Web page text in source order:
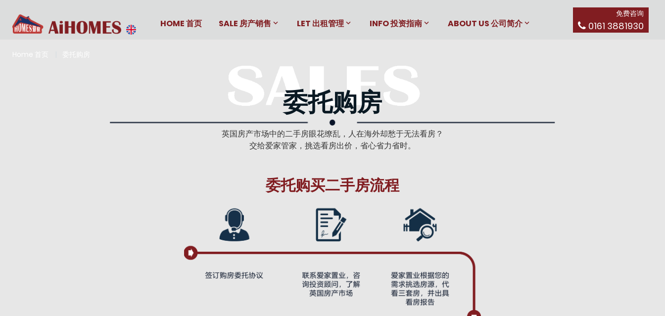
免费咨询
0161 3881930
HOME 首页 SALE 房产销售 LET 出租管理 INFO 投资指南 ABOUT US 公司简介
Home 首页 委托购房
委托购房
英国房产市场中的二手房眼花缭乱，人在海外却愁于无法看房？
交给爱家管家，挑选看房出价，省心省力省时。
委托购买二手房流程